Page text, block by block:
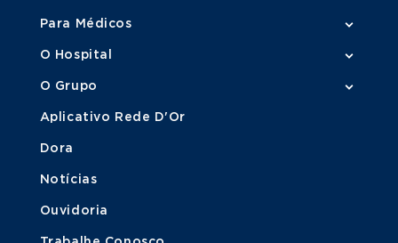
Para Médicos
O Hospital
O Grupo
Aplicativo Rede D'Or
Dora
Notícias
Ouvidoria